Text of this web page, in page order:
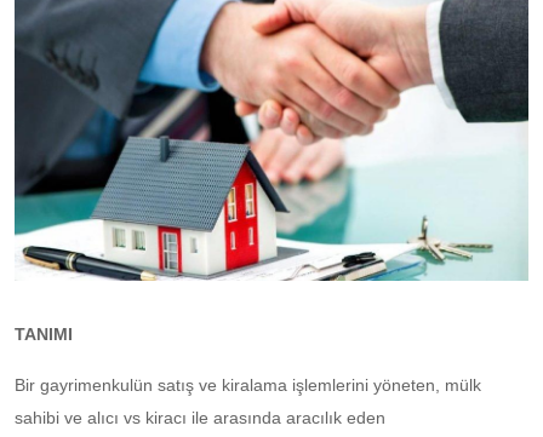
TANIMI
Bir gayrimenkulün satış ve kiralama işlemlerini yöneten, mülk
sahibi ve alıcı vs kiracı ile arasında aracılık eden